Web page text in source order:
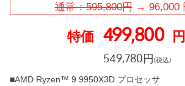
通常：595,800円→ 96,000
特価 499,800
549,780円(税込)
■AMD Ryzen™ 9 9950X3D プロセッサ